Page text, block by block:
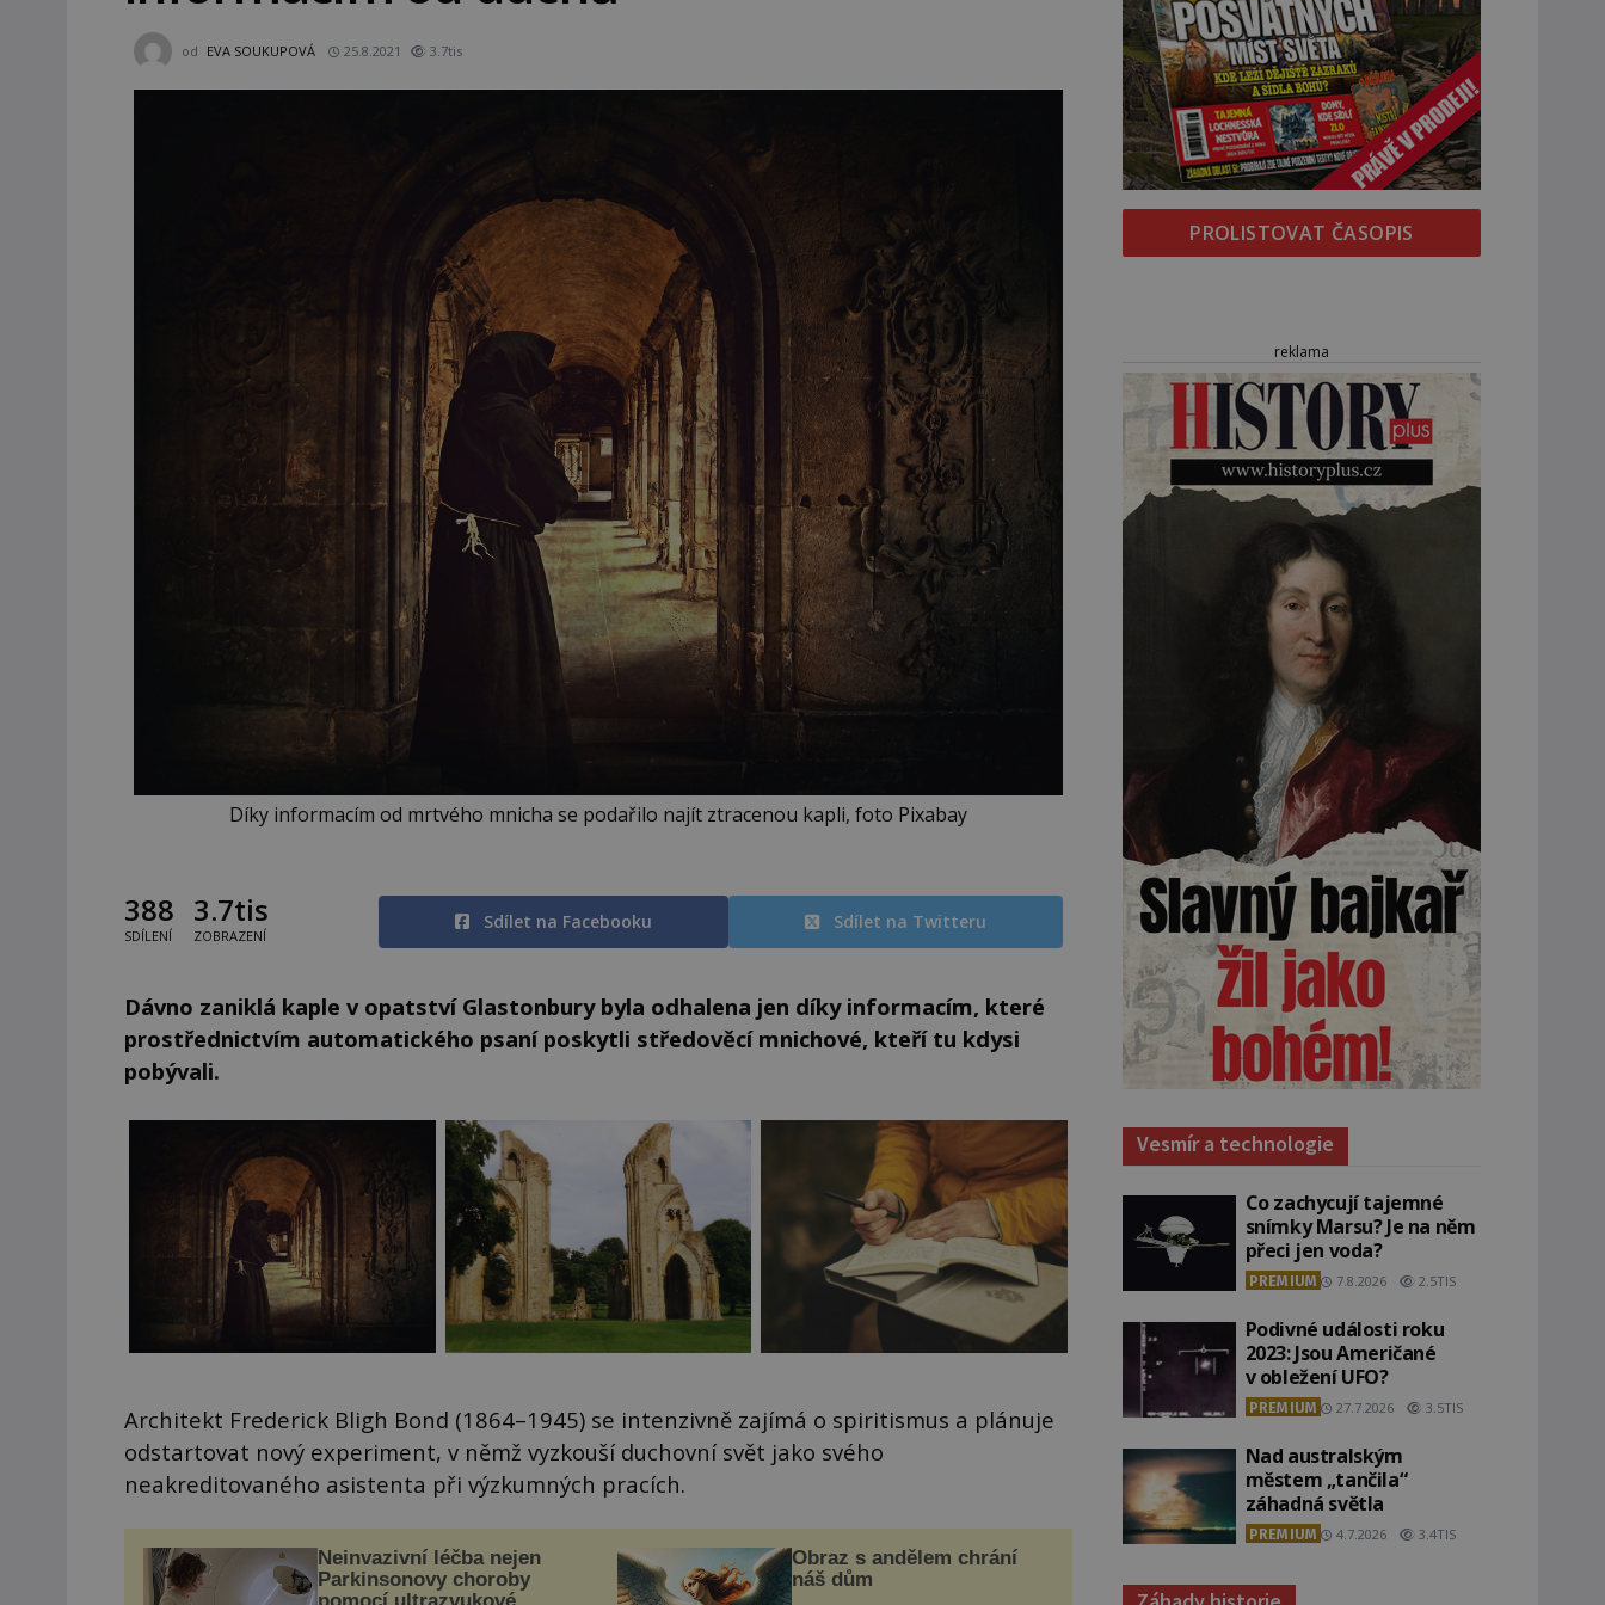
od EVA SOUKUPOVÁ 25.8.2021 3.7tis
Díky informacím od mrtvého mnicha se podařilo najít ztracenou kapli, foto Pixabay
388
SDÍLENÍ
3.7tis
ZOBRAZENÍ
Sdílet na Facebooku Sdílet na Twitteru
Dávno zaniklá kaple v opatství Glastonbury byla odhalena jen díky informacím, které
prostřednictvím automatického psaní poskytli středověcí mnichové, kteří tu kdysi
pobývali.
Architekt Frederick Bligh Bond (1864–1945) se intenzivně zajímá o spiritismus a plánuje
odstartovat nový experiment, v němž vyzkouší duchovní svět jako svého
neakreditovaného asistenta při výzkumných pracích.
Neinvazivní léčba nejen
Parkinsonovy choroby
Obraz s andělem chrání
náš dům
PROLISTOVAT ČASOPIS
reklama
Vesmír a technologie
Co zachycují tajemné
snímky Marsu? Je na něm
přeci jen voda?
PREMIUM 7.8.2026 2.5TIS
Podivné události roku
2023: Jsou Američané
v obležení UFO?
PREMIUM 27.7.2026 3.5TIS
Nad australským
městem „tančila“
záhadná světla
PREMIUM 4.7.2026 3.4TIS